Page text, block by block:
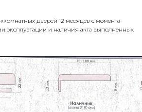
дверей 12 месяцев с момента
эксплуатации и наличия акта выполненных